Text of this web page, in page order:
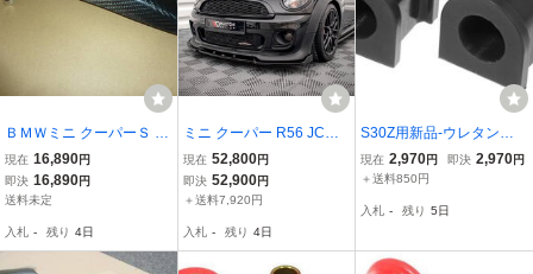
ＢＭＷミニ クーパーＳ ナ
ンバー移動マウントカー
ボンR56前期仕様
現在 16,890円
即決 16,890円
送料未定
入札 - 残り 4日
ミニ クーパー R56 JCW
後期 フロント リップ ス
ポイラー V3/ フロント ス
プリッター バンパー エプ
ザー
現在 52,800円
即決 52,900円
＋送料7,920円
入札 - 残り 4日
S30Z用新品-ウレタンブ
ッシュ-スタビライザーマ
ウント フロント用(20m
E製/ S31Z/240Z/S130Z
現在 2,970円 即決 2,970円
＋送料850円
入札 - 残り 5日